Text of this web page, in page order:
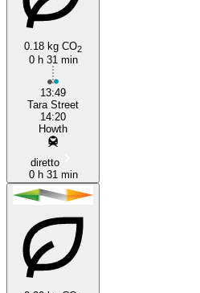
0.18 kg CO2
0 h 31 min
13:49
Tara Street
14:20
Howth
diretto
0 h 31 min